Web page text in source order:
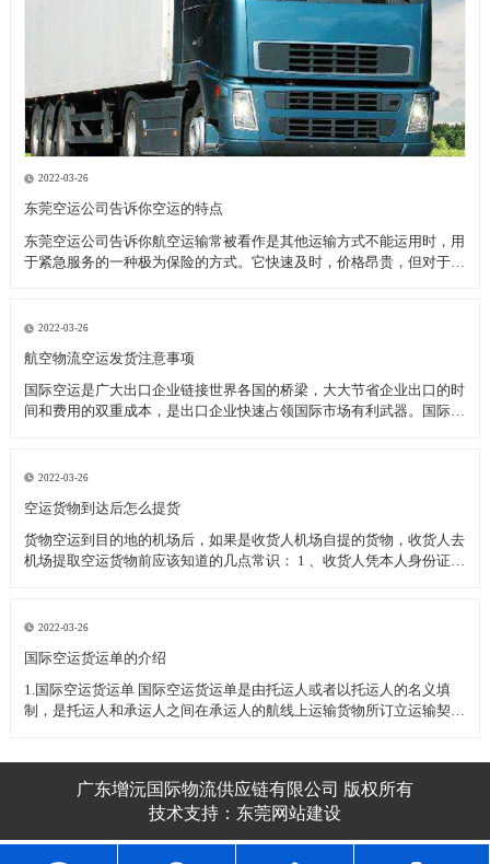
2022-03-26
东莞空运公司告诉你空运的特点
东莞空运公司告诉你航空运输常被看作是其他运输方式不能运用时，用
于紧急服务的一种极为保险的方式。它快速及时，价格昂贵，但对于致
因为空中较少受自然
2022-03-26
航空物流空运发货注意事项
国际空运是广大出口企业链接世界各国的桥梁，大大节省企业出口的时
间和费用的双重成本，是出口企业快速占领国际市场有利武器。国际空
动植物检疫
2022-03-26
空运货物到达后怎么提货
货物空运到目的地的机场后，如果是收货人机场自提的货物，收货人去
机场提取空运货物前应该知道的几点常识： 1 、收货人凭本人身份证或
代为2022-03-26
​国际空运货运单的介绍
1.国际空运货运单 国际空运货运单是由托运人或者以托运人的名义填
制，是托运人和承运人之间在承运人的航线上运输货物所订立运输契约
广东增沅国际物流供应链有限公司 版权所有
技术支持： 东莞网站建设​